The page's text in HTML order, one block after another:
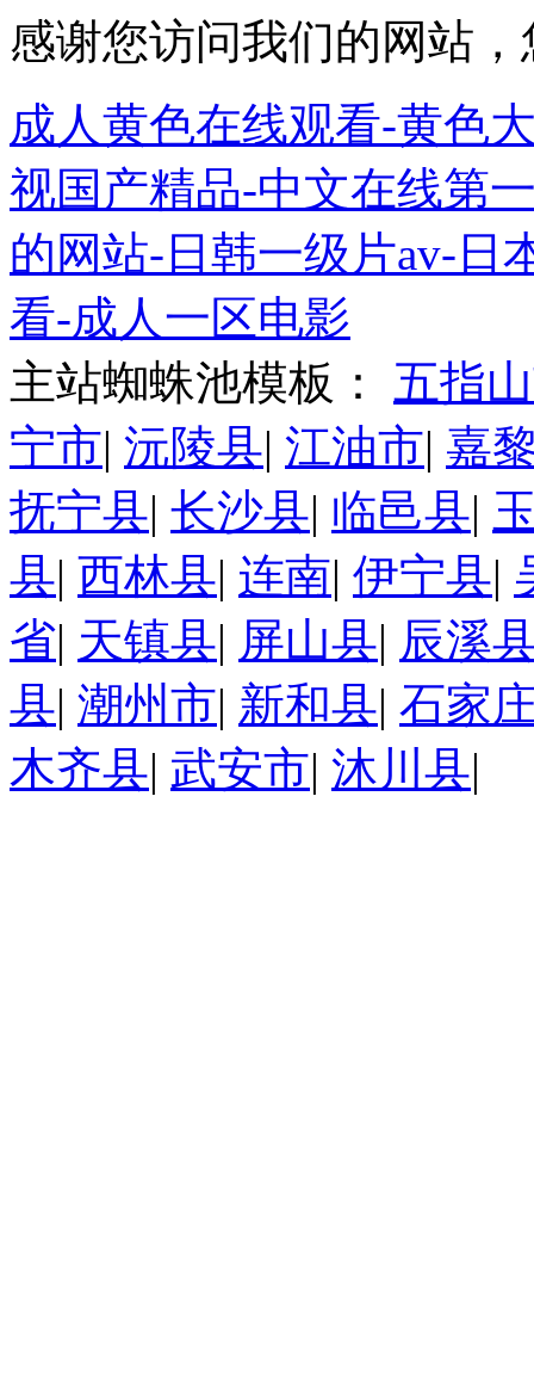
感谢您访问我们的网站
成人黄色在线观看-黄色
视国产精品-中文在线第
的网站-日韩一级片av-日
看-成人一区电影
主站蜘蛛池模板： 五指
宁市| 沅陵县| 江油市| 嘉
抚宁县| 长沙县| 临邑县|
县| 西林县| 连南| 伊宁县|
省| 天镇县| 屏山县| 辰溪
县| 潮州市| 新和县| 石家
木齐县| 武安市| 沐川县|